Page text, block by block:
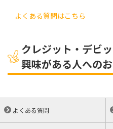
よくある質問はこちら
クレジット・デビ
興味がある人への
よくある質問